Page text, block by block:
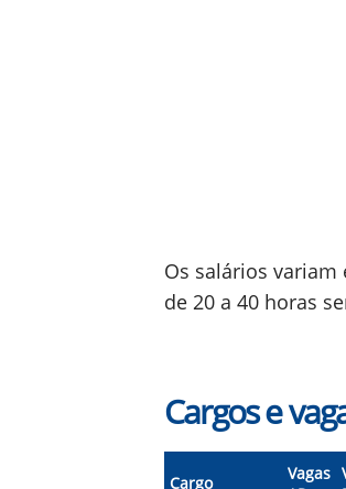
Os salários variam
de 20 a 40 horas
Cargos e
Cargo
Vagas